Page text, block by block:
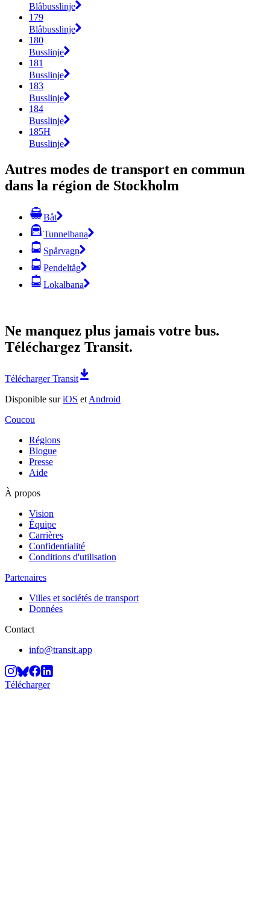
Blåbusslinje
179
Blåbusslinje
180
Busslinje
181
Busslinje
183
Busslinje
184
Busslinje
185H
Busslinje
Autres modes de transport en commun
dans la région de Stockholm
Båt
Tunnelbana
Spårvagn
Pendeltåg
Lokalbana
Ne manquez plus jamais votre bus.
Téléchargez Transit.
Télécharger Transit
Disponible suriOS et Android
Coucou
Régions
Blogue
Presse
Aide
À propos
Vision
Équipe
Carrières
Confidentialité
Conditions d'utilisation
Partenaires
Villes et sociétés de transport
Données
Contact
info@transit.app
Télécharger